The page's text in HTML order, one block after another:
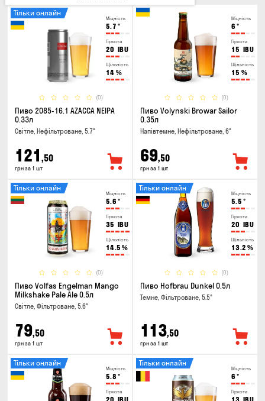
Міцність
5.7 °
Гіркота
20 IBU
Щільність
14 %
(0)
Тільки онлайн
Пиво 2085-16.1 AZACCA NEIPA
0.33л
Світле, Нефільтроване, 5.7°
121 ,50
грн за 1 шт
Міцність
6 °
Гіркота
15 IBU
Щільність
15 %
(0)
Пиво Volynski Browar Sailor
0.35л
Напівтемне, Нефільтроване, 6°
69,50
грн за 1 шт
Міцність
5.6 °
Гіркота
35 IBU
Щільність
14.5 %
(0)
Тільки онлайн
Пиво Volfas Engelman Mango
Milkshake Pale Ale 0.5л
Світле, Фільтроване, 5.6°
79,50
грн за 1 шт
Міцність
5.5 °
Гіркота
20 IBU
Щільність
13.2 %
(0)
Тільки онлайн
Пиво Hofbrau Dunkel 0.5л
Темне, Фільтроване, 5.5°
113,50
грн за 1 шт
Міцність
5.8 °
Гіркота
Тільки онлайн
Міцність
6 °
Гіркота
Тільки онлайн